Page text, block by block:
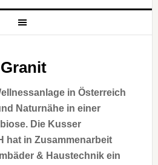
in Österreich
Naturnähe in einer
Die Kusser
hat in Zusammenarbeit
& Haustechnik ein